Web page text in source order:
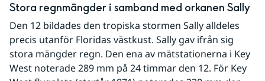
Stora regnmängder i samband med orkanen Sally
Den 12 bildades den tropiska stormen Sally alldeles
precis utanför Floridas västkust. Sally gav ifrån sig
stora mängder regn. Den ena av mätstationerna i Key
West noterade 289 mm på 24 timmar den 12. För Key